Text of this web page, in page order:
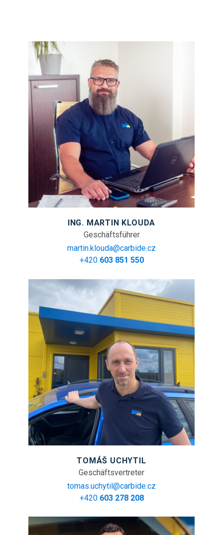
ING. MARTIN KLOUDA
Geschäftsführer
martin.klouda@carbide.cz
+420 603 851 550
TOMÁŠ UCHYTIL
Geschäftsvertreter
tomas.uchytil@carbide.cz
+420 603 278 208